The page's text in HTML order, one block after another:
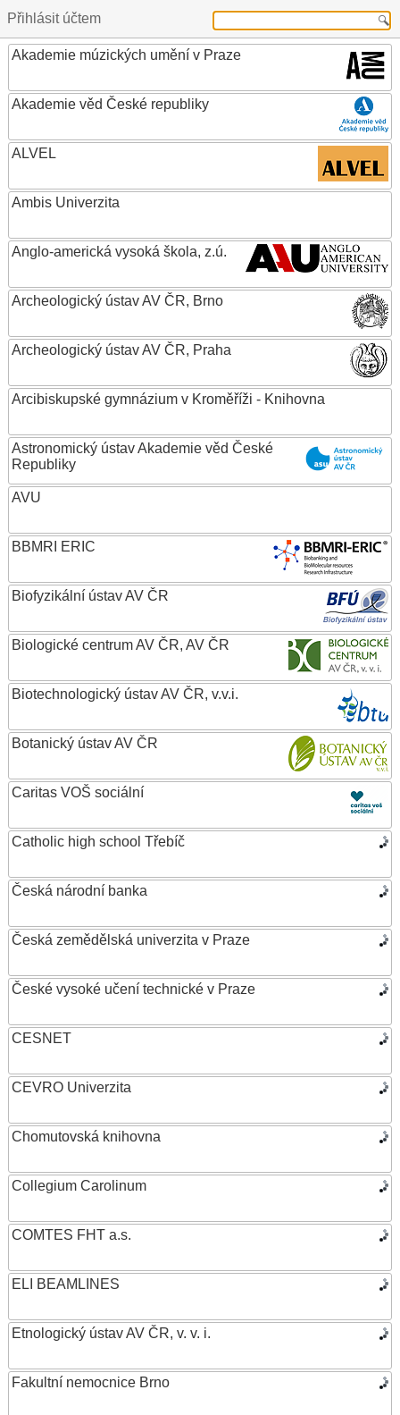
Přihlásit účtem
Akademie múzických umění v Praze
Akademie věd České republiky
ALVEL
Ambis Univerzita
Anglo-americká vysoká škola, z.ú.
Archeologický ústav AV ČR, Brno
Archeologický ústav AV ČR, Praha
Arcibiskupské gymnázium v Kroměříži - Knihovna
Astronomický ústav Akademie věd České
Republiky
AVU
BBMRI ERIC
Biofyzikální ústav AV ČR
Biologické centrum AV ČR, AV ČR
Biotechnologický ústav AV ČR, v.v.i.
Botanický ústav AV ČR
Caritas VOŠ sociální
Catholic high school Třebíč
Česká národní banka
Česká zemědělská univerzita v Praze
České vysoké učení technické v Praze
CESNET
CEVRO Univerzita
Chomutovská knihovna
Collegium Carolinum
COMTES FHT a.s.
ELI BEAMLINES
Etnologický ústav AV ČR, v. v. i.
Fakultní nemocnice Brno